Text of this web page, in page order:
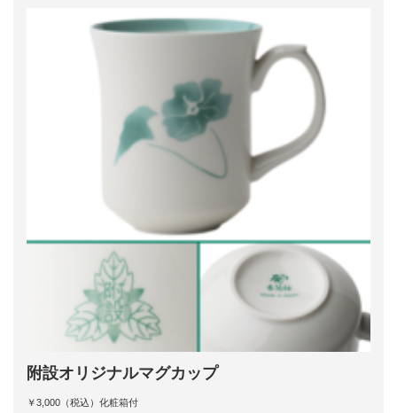
附設オリジナルマグカップ
￥3,000（税込）化粧箱付